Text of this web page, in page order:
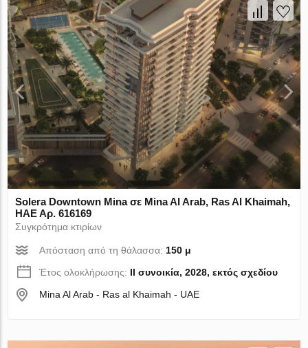
Solera Downtown Mina σε Mina Al Arab, Ras Al Khaimah,
ΗΑΕ Αρ. 616169
Συγκρότημα κτιρίων
Απόσταση από τη θάλασσα: 150 μ
Έτος ολοκλήρωσης: II συνοικία, 2028, εκτός σχεδίου
Mina Al Arab - Ras al Khaimah - UAE